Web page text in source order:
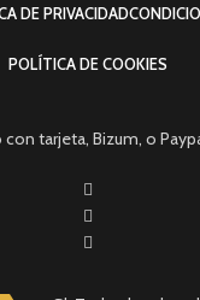
DE PRIVACIDAD
POLÍTICA DE COOKIES
con tarjeta, Bizum, o